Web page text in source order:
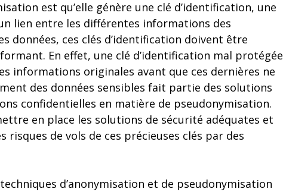
est qu’elle génère une clé d’identification, une
lien entre les différentes informations des
données, ces clés d’identification doivent être
En effet, une clé d’identification mal protégée
informations originales avant que ces dernières ne
des données sensibles fait partie des solutions
confidentielles en matière de pseudonymisation.
en place les solutions de sécurité adéquates et
de vols de ces précieuses clés par des
d’anonymisation et de pseudonymisation